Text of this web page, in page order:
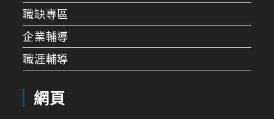
職缺專區
企業輔導
職涯輔導
網頁